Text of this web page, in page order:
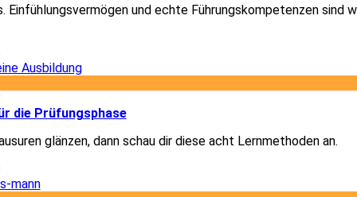
Einfühlungsvermögen und echte Führungskompetenzen sind
die Prüfungsphase
glänzen, dann schau dir diese acht Lernmethoden an.